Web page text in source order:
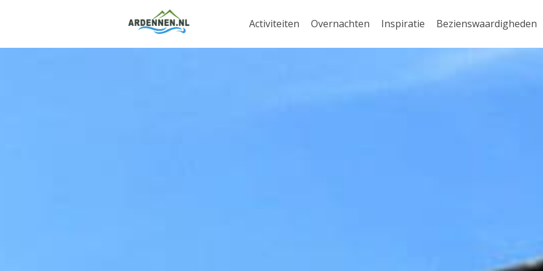
Activiteiten Overnachten Inspiratie Bezienswaardigheden